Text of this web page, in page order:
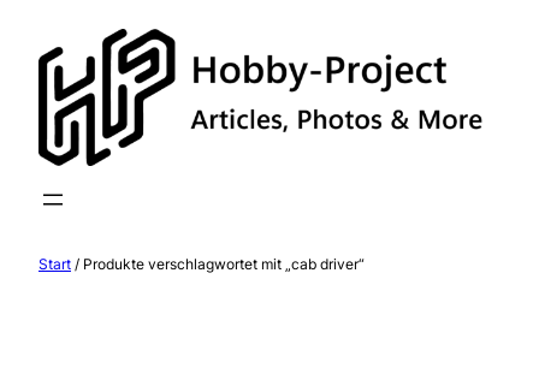
Inhalt
springen
Start / Produkte verschlagwortet mit „cab driver“